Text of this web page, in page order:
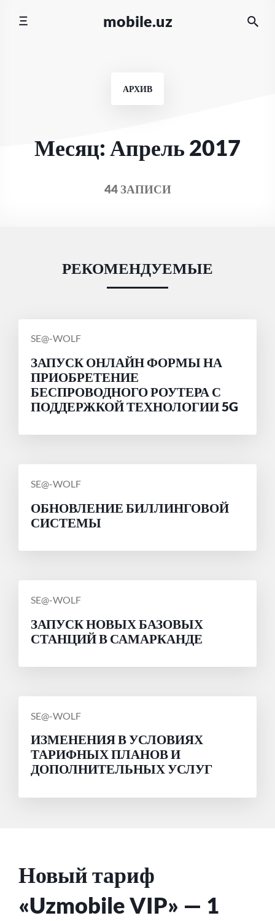
mobile.uz
АРХИВ
Месяц: Апрель 2017
44 ЗАПИСИ
РЕКОМЕНДУЕМЫЕ
СООБЩЕНИЕ
SE@-WOLF
ЗАПУСК ОНЛАЙН ФОРМЫ НА
ПРИОБРЕТЕНИЕ
БЕСПРОВОДНОГО РОУТЕРА С
ПОДДЕРЖКОЙ ТЕХНОЛОГИИ 5G
СООБЩЕНИЕ
SE@-WOLF
ОБНОВЛЕНИЕ БИЛЛИНГОВОЙ
СИСТЕМЫ
СООБЩЕНИЕ
SE@-WOLF
ЗАПУСК НОВЫХ БАЗОВЫХ
СТАНЦИЙ В САМАРКАНДЕ
СООБЩЕНИЕ
SE@-WOLF
ИЗМЕНЕНИЯ В УСЛОВИЯХ
ТАРИФНЫХ ПЛАНОВ И
ДОПОЛНИТЕЛЬНЫХ УСЛУГ
Новый тариф
«Uzmobile VIP» — 1